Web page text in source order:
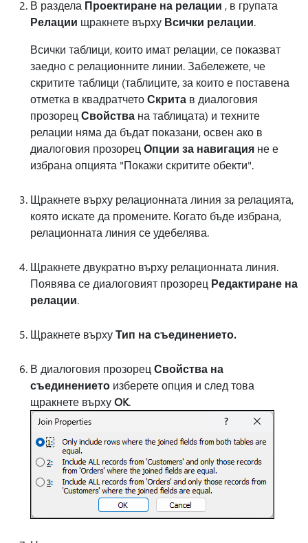
В раздела Проектиране на релации , в групата
Релации щракнете върху Всички релации.
Всички таблици, които имат релации, се показват
заедно с релационните линии. Забележете, че
скритите таблици (таблиците, за които е поставена
отметка в квадратчетоСкрита в диалоговия
прозорецСвойства на таблицата) и техните
релации няма да бъдат показани, освен ако в
диалоговия прозорецОпции за навигация не е
избрана опцията "Покажи скритите обекти".
Щракнете върху релационната линия за релацията,
която искате да промените. Когато бъде избрана,
релационната линия се удебелява.
Щракнете двукратно върху релационната линия.
Появява се диалоговият прозорец Редактиране на
релации.
Щракнете върхуТип на съединението.
В диалоговия прозорецСвойства на
съединението изберете опция и след това
щракнете върхуOK.